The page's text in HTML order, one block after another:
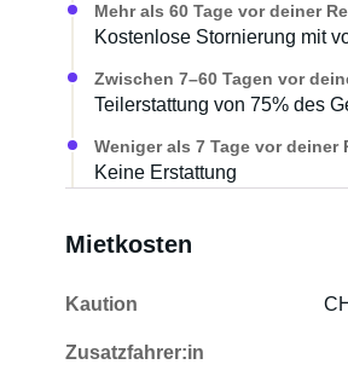
Mehr als 60 Tage vor deiner
Kostenlose Stornierung mit
Zwischen 7–60 Tagen vor
Teilerstattung von 75% des
Weniger als 7 Tage vor deiner
Keine Erstattung
Mietkosten
Kaution
Zusatzfahrer:in